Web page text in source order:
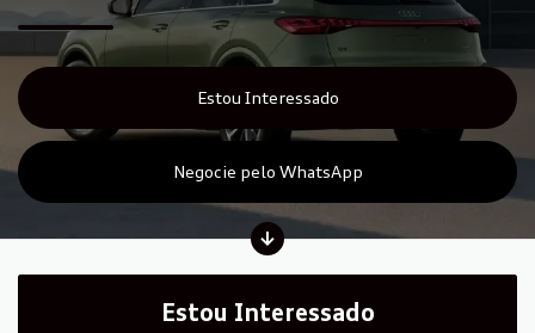
Estou Interessado
Negocie pelo WhatsApp
Estou Interessado